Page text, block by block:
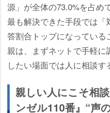
源」が全体の73.0%を占め
最も解決できた手段では
答割合トップになってい
親は、まずネットで手軽
したい場面では人に相談す
親しい人にこそ相
ンゼル110番』“声